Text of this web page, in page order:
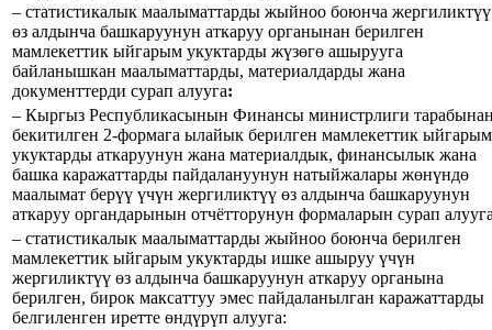
– статистикалык маалыматтарды жыйноо боюнча жергиликтүү
өз алдынча башкаруунун аткаруу органынан берилген
мамлекеттик ыйгарым укуктарды жүзөгө ашырууга
байланышкан маалыматтарды, материалдарды жана
документтерди сурап алууга:
– Кыргыз Республикасынын Финансы министрлиги
бекитилген 2-формага ылайык берилген мамлекеттик ыйгарым
укуктарды аткаруунун жана материалдык, финансылык жана
башка каражаттарды пайдалануунун натыйжалары жөнүндө
маалымат берүү үчүн жергиликтүү өз алдынча башкаруунун
аткаруу органдарынын отчётторунун формаларын сурап
– статистикалык маалыматтарды жыйноо боюнча берилген
мамлекеттик ыйгарым укуктарды ишке ашыруу үчүн
жергиликтүү өз алдынча башкаруунун аткаруу органына
берилген, бирок максаттуу эмес пайдаланылган каражаттарды
белгиленген иретте өндүрүп алууга: